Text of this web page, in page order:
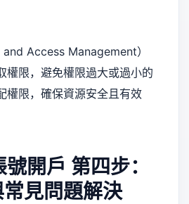
Access Management）
權限，避免權限過大或過小的
權限，確保資源安全且有效
號開戶 第四步：
見問題解決